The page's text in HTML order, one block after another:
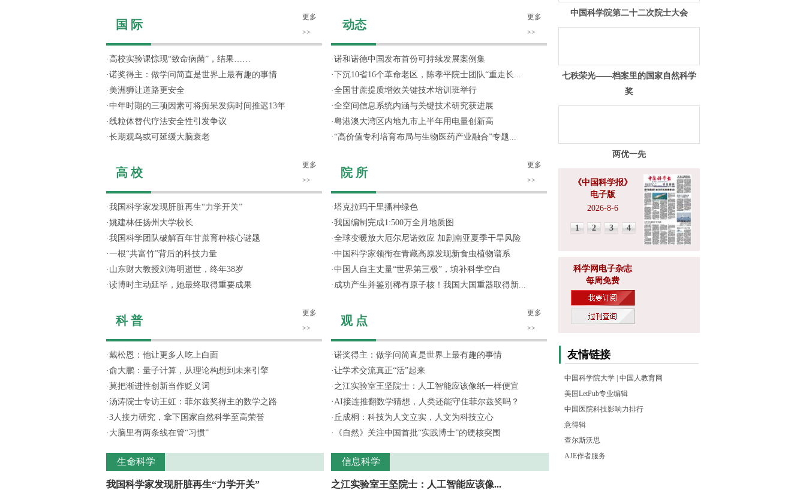
国 际
更多
>>
· 高校实验课惊现“致命病菌”，结果……
·诺奖得主：做学问简直是世界上最有趣的事情
· 美洲狮让道路更安全
·中年时期的三项因素可将痴呆发病时间推迟13年
·线粒体替代疗法安全性引发争议
·长期观鸟或可延缓大脑衰老
高 校
更多
>>
·我国科学家发现肝脏再生“力学开关”
·姚建林任扬州大学校长
·我国科学团队破解百年甘蔗育种核心谜题
·一根“共富竹”背后的科技力量
· 山东财大教授刘海明逝世，终年38岁
·读博时主动延毕，她最终取得重要成果
科 普
更多
>>
·戴松恩：他让更多人吃上白面
·俞大鹏：量子计算，从理论构想到未来引擎
·莫把渐进性创新当作贬义词
·汤涛院士专访王虹：菲尔兹奖得主的数学之路
·3人接力研究，拿下国家自然科学至高荣誉
· 大脑里有两条线在管“习惯”
生命科学
我国科学家发现肝脏再生“力学开关”
动态
更多
>>
·诺和诺德中国发布首份可持续发展案例集
·下沉10省16个革命老区，陈孝平院士团队“重走长...
·全国甘蔗提质增效关键技术培训班举行
·全空间信息系统内涵与关键技术研究获进展
·粤港澳大湾区内地九市上半年用电量创新高
·“高价值专利培育布局与生物医药产业融合”专题...
院 所
更多
>>
·塔克拉玛干里播种绿色
·我国编制完成1:500万全月地质图
·全球变暖放大厄尔尼诺效应 加剧南亚夏季干旱风险
·中国科学家领衔在青藏高原发现新食虫植物谱系
·中国人自主丈量“世界第三极”，填补科学空白
· 成功产生并鉴别稀有原子核！我国大国重器取得新...
观 点
更多
>>
·诺奖得主：做学问简直是世界上最有趣的事情
·让学术交流真正“活”起来
· 之江实验室王坚院士：人工智能应该像纸一样便宜
·AI接连推翻数学猜想，人类还能守住菲尔兹奖吗？
· 丘成桐：科技为人文立实，人文为科技立心
·
《自然》关注中国首批“实践博士”的硬核突围
信息科学
之江实验室王坚院士：人工智能应该像...
中国科学院第二十二次院士大会
七秩荣光——档案里的国家自然科学
奖
两优一先
《中国科学报》
电子版
2026-8-6
1 2 3 4
科学网电子杂志
每周免费
友情链接
中国科学院大学 中国人教育网
美国LetPub专业编辑
中国医院科技影响力排行
意得辑
查尔斯沃思
AJE作者服务